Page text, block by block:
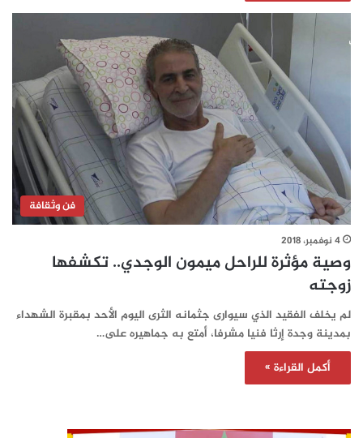
فن وثقافة
4 نوفمبر، 2018
وصية مؤثرة للراحل ميمون الوجدي.. تكشفها
زوجته
لم يخلف الفقيد الذي سيوارى جثمانه الثرى اليوم الأحد بمقبرة الشهداء
بمدينة وجدة إرثا فنيا مشرفا، أمتع به جماهيره على…
أكمل القراءة »